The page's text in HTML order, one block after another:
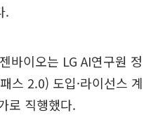
.
바이오는 LG AI연구원 정
스 2.0) 도입·라이선스 계
로 직행했다.